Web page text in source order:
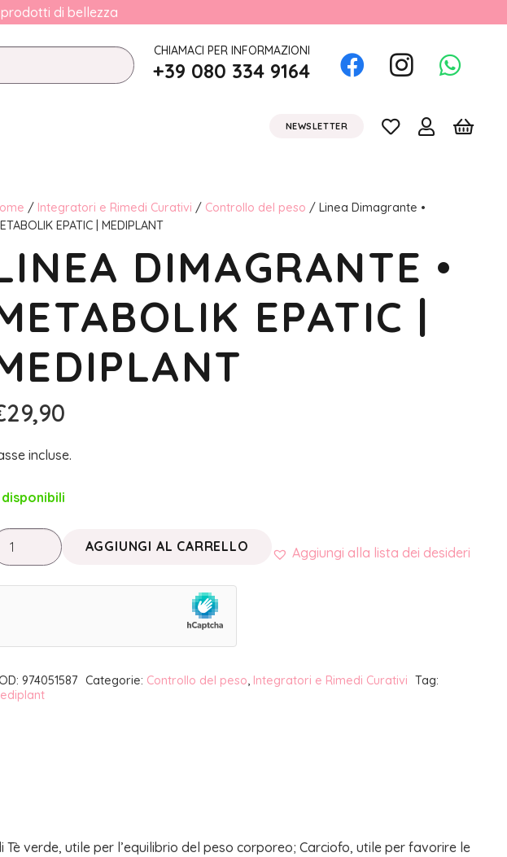
di bellezza
CHIAMACI PER INFORMAZIONI
+39 080 334 9164
NEWSLETTER
/ Integratori e Rimedi Curativi / Controllo del peso / Linea Dimagrante •
EPATIC | MEDIPLANT
DIMAGRANTE •
EPATIC |
29,90
incluse.
disponibili
AGGIUNGI AL CARRELLO Aggiungi alla lista dei desideri
974051587 Categorie: Controllo del peso, Integratori e Rimedi Curativi Tag:
verde, utile per l’equilibrio del peso corporeo; Carciofo, utile per favorire le